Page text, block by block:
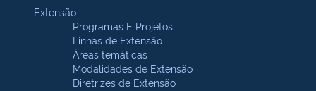
Extensão
Programas E Projetos
Linhas de Extensão
Áreas temáticas
Modalidades de Extensão
Diretrizes de Extensão